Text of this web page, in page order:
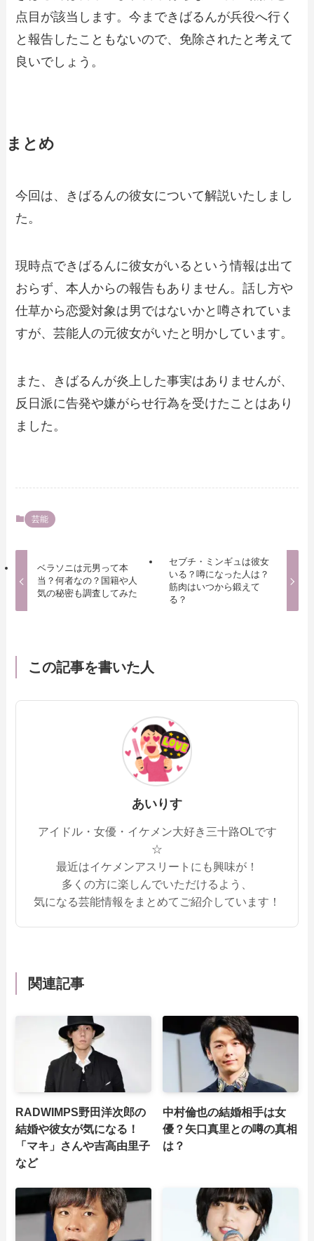
点目が該当します。今まできばるんが兵役へ行く
と報告したこともないので、免除されたと考えて
良いでしょう。
まとめ
今回は、きばるんの彼女について解説いたしまし
た。
現時点できばるんに彼女がいるという情報は出て
おらず、本人からの報告もありません。話し方や
仕草から恋愛対象は男ではないかと噂されていま
すが、芸能人の元彼女がいたと明かしています。
また、きばるんが炎上した事実はありませんが、
反日派に告発や嫌がらせ行為を受けたことはあり
ました。
芸能
ベラソニは元男って本
当？何者なの？国籍や人
気の秘密も調査してみた
セブチ・ミンギュは彼女
いる？噂になった人は？
筋肉はいつから鍛えて
る？
この記事を書いた人
あいりす
アイドル・女優・イケメン大好き三十路OLです
☆
最近はイケメンアスリートにも興味が！
多くの方に楽しんでいただけるよう、
気になる芸能情報をまとめてご紹介しています！
関連記事
RADWIMPS野田洋次郎の
結婚や彼女が気になる！
「マキ」さんや吉高由里子
など
中村倫也の結婚相手は女
優？矢口真里との噂の真相
は？